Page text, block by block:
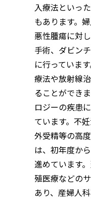
入療法といっ
もあります。
悪性腫瘍に対
手術、ダビン
に行っていま
療法や放射線
ることができ
ロジーの疾患
ています。不
外受精等の高
は、初年度か
進めています
殖医療などの
あり、産婦人